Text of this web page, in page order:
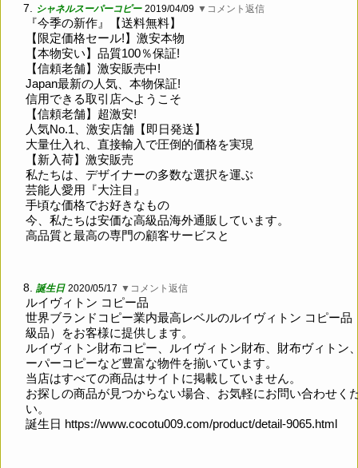
7. シャネルスーパーコピー 2019/04/09 ▼コメント返信
『今季の新作』【送料無料】
【限定価格セール!】激安本物
【本物安い】品質100％保証!
【信頼老舗】激安販売中!
Japan最新の人気、本物保証!
信用できる取引店へようこそ
【信頼老舗】超激安!
人気No.1、激安店舗【即日発送】
大量仕入れ、直接輸入で圧倒的価格を実現
【新入荷】激安販売
私たちは、デザイナーの多数な選択を運ぶ
芸能人愛用『大注目』
手頃な価格でお好きなもの
今、私たちは安価な高級品海外通販しています。
高品質と最高の専門の顧客サービスと
8. 誕生日 2020/05/17 ▼コメント返信
ルイヴィトン コピー品
世界ブランドコピー業内最高レベルのルイヴィトン コピー品
級品）をお客様に提供します。
ルイヴィトン財布コピー、ルイヴィトン財布、財布ヴィトン
ーパーコピーなど豊富な物件を揃いています。
当店はすべての商品はサイトに掲載していません。
お探しの商品が見つからない場合、お気軽にお問い合わせく
い。
誕生日 https://www.cocotu009.com/product/detail-9065.html